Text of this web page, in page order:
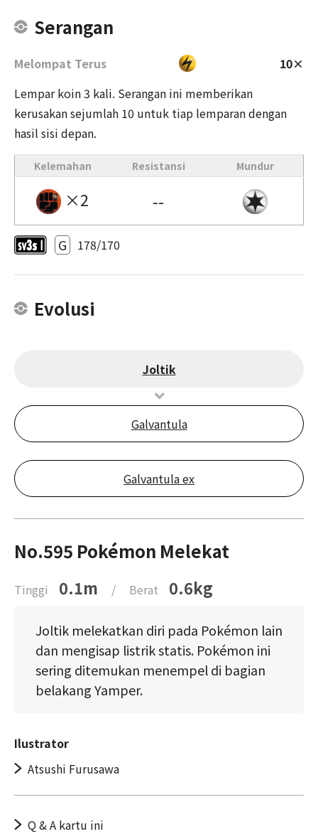
Serangan
Melompat Terus
10×
Lempar koin 3 kali. Serangan ini memberikan
kerusakan sejumlah 10 untuk tiap lemparan dengan
hasil sisi depan.
Kelemahan Resistansi Mundur
×2 --
G 178/170
Evolusi
Joltik
Galvantula
Galvantula ex
No.595 Pokémon Melekat
Tinggi 0.1m / Berat 0.6kg
Joltik melekatkan diri pada Pokémon lain
dan mengisap listrik statis. Pokémon ini
sering ditemukan menempel di bagian
belakang Yamper.
Ilustrator
Atsushi Furusawa
Q & A kartu ini